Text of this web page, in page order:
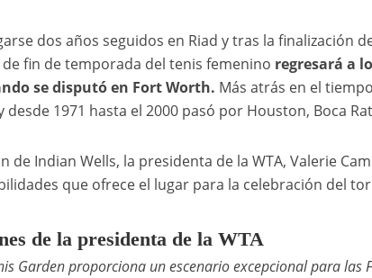
dos años seguidos en Riad y tras la finalización
fin de temporada del tenis femenino regresará a
se disputó en Fort Worth. Más atrás en el
desde 1971 hasta el 2000 pasó por Houston, Boca
de Indian Wells, la presidenta de la WTA, Valerie
que ofrece el lugar para la celebración del
de la presidenta de la WTA
Garden proporciona un escenario excepcional para las